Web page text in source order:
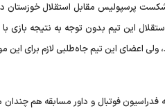
پرسپولیس مقابل استقلال خوزستان
اعضای این تیم جاه‌طلبی لازم برای این
فوتبال و داور مسابقه هم